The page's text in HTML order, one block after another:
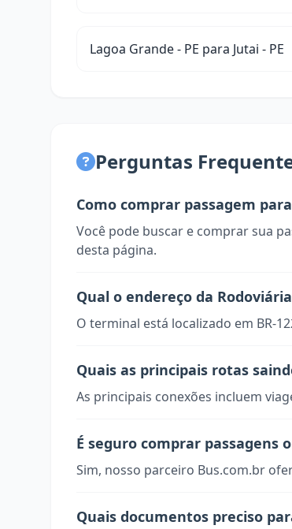
Lagoa Grande - PE para Jutai - PE
Perguntas
Como comprar passagem
Você pode buscar e comprar sua
desta página.
Qual o endereço da
O terminal está localizado em BR-
Quais as principais rotas
As principais conexões incluem
É seguro comprar passagens
Sim, nosso parceiro Bus.com.br
Quais documentos preciso